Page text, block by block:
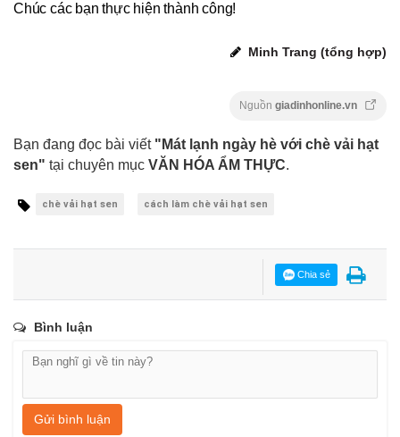
Chúc các bạn thực hiện thành công!
Minh Trang (tổng hợp)
Nguồn giadinhonline.vn
Bạn đang đọc bài viết "Mát lạnh ngày hè với chè vải hạt
sen" tại chuyên mục VĂN HÓA ẨM THỰC.
chè vải hạt sen cách làm chè vải hạt sen
Chia sẻ
Bình luận
Gửi bình luận